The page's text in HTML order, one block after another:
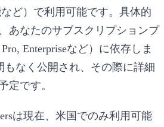
ど）で利用可能です。具体的
あなたのサブスクリプションプ
Enterpriseなど）に依存しま
もなく公開され、その際に詳細
定です。
は現在、米国でのみ利用可能